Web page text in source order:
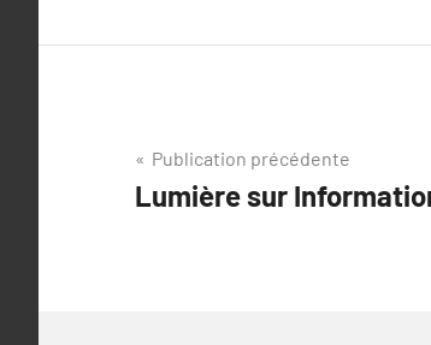
Navigation
de
Publication précédente
Lumière sur